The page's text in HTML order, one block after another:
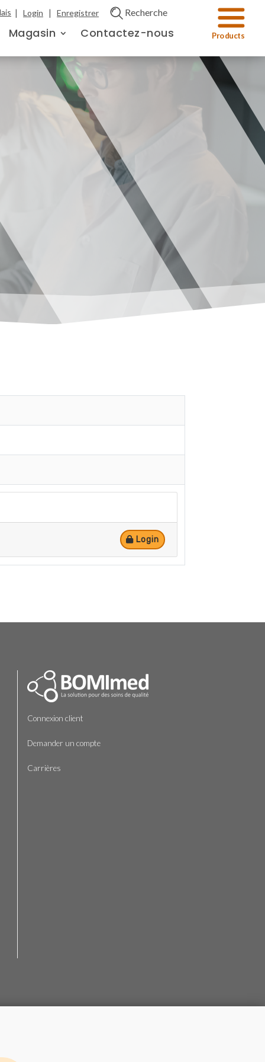
| Login | Enregistrer Recherche
Magasin Contactez-nous
Login
Connexion client
Demander un compte
Carrières